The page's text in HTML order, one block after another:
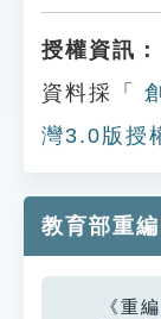
授權資訊：
資料採「
灣3.0版授
教育部重
《重